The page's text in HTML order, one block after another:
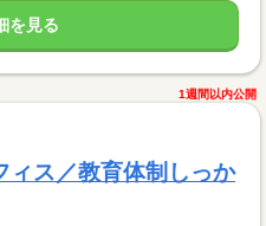
を見る
1週間以内公開
ス／教育体制しっか